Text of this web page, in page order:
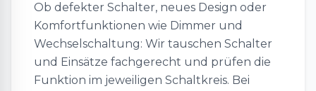
Ob defekter Schalter, neues Design oder
Komfortfunktionen wie Dimmer und
Wechselschaltung: Wir tauschen Schalter
und Einsätze fachgerecht und prüfen die
Funktion im jeweiligen Schaltkreis. Bei